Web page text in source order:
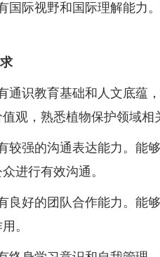
国际视野和国际理解能力
通识教育基础和人文底蕴
观，熟悉植物保护领域相
较强的沟通表达能力。能
进行有效沟通。
良好的团队合作能力。能
。